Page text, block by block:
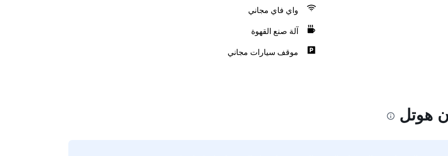
واي فاي مجاني
آلة صنع القهوة
موقف سيارات مجاني
هوتل